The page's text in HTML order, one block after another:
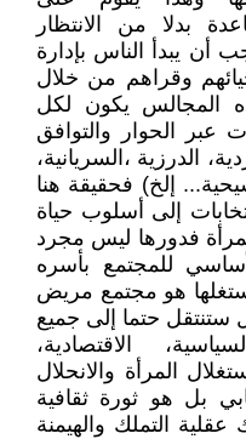
بدلا من الانتظار
أن يبدأ الناس بإدارة
وقراهم من خلال
المجالس يكون لكل
الحوار والتوافق
الدرزية ،السريانية،
إلخ) فحقيقة هنا
إلى أسلوب حياة
فدورها ليس مجرد
للمجتمع بأسره
هو مجتمع مريض
ستنتقل حتما إلى جميع
الاقتصادية،
المرأة والانحلال
بل هو ثورة ثقافية
التملك والهيمنة